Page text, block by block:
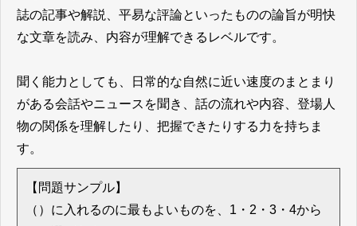
誌の記事や解説、平易な評論といったものの論旨が明快
な文章を読み、内容が理解できるレベルです。
聞く能力としても、日常的な自然に近い速度のまとまり
がある会話やニュースを聞き、話の流れや内容、登場人
物の関係を理解したり、把握できたりする力を持ちま
す。
【問題サンプル】
（）に入れるのに最もよいものを、1・2・3・4から